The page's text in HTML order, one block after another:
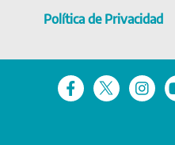
Política de Privacidad